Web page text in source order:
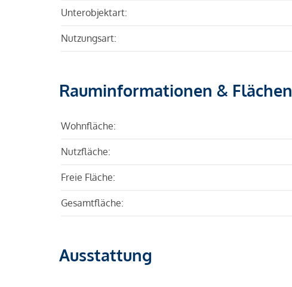
Unterobjektart:
Nutzungsart:
Rauminformationen & Flächen
Wohnfläche:
Nutzfläche:
Freie Fläche:
Gesamtfläche:
Ausstattung